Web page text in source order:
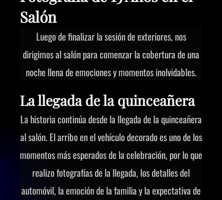
Salón
Luego de finalizar la sesión de exteriores, nos
dirigimos al salón para comenzar la cobertura de una
noche llena de emociones y momentos inolvidables.
La llegada de la quinceañera
La historia continúa desde la llegada de la quinceañera
al salón. El arribo en el vehículo decorado es uno de los
momentos más esperados de la celebración, por lo que
realizo fotografías de la llegada, los detalles del
automóvil, la emoción de la familia y la expectativa de